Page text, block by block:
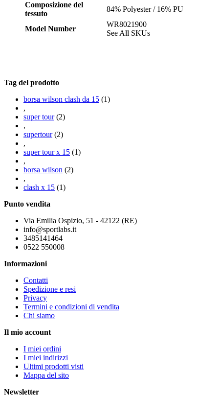
Composizione del
tessuto
84% Polyester / 16% PU
Model Number
WR8021900
See All SKUs
Tag del prodotto
borsa wilson clash da 15 (1)
,
super tour (2)
,
supertour (2)
,
super tour x 15 (1)
,
borsa wilson (2)
,
clash x 15 (1)
Punto vendita
Via Emilia Ospizio, 51 - 42122 (RE)
info@sportlabs.it
3485141464
0522 550008
Informazioni
Contatti
Spedizione e resi
Privacy
Termini e condizioni di vendita
Chi siamo
Il mio account
I miei ordini
I miei indirizzi
Ultimi prodotti visti
Mappa del sito
Newsletter